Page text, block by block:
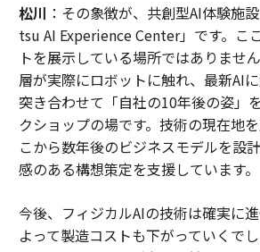
松川 ：その象徴が、共創型AI体験施
tsu AI Experience Center」です。こ
トを展示している場所ではありませ
層が実際にロボットに触れ、最新AI
突き合わせて「自社の10年後の姿」
クショップの場です。技術の現在地
こから数年後のビジネスモデルを設
感のある構想策定を支援しています。
今後、フィジカルAIの技術は確実に
よって製造コストも下がっていくで